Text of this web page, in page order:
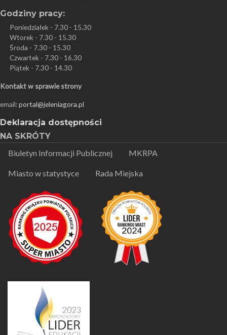
Godziny pracy:
Poniedziałek - 7.30 - 15.30
Wtorek - 7.30 - 15.30
Środa - 7.30 - 15.30
Czwartek - 7.30 - 16.30
Piątek - 7.30 - 14.30
Kontakt w sprawie strony
email:portal@jeleniagora.pl
Deklaracja dostępności
NA SKRÓTY
Biuletyn Informacji Publicznej
MKRPA
Miasto w statystyce Rada Miejska